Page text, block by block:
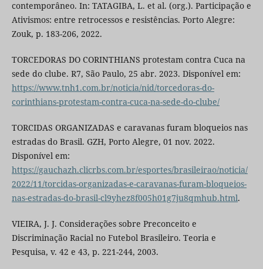
contemporâneo. In: TATAGIBA, L. et al. (org.). Participação e
Ativismos: entre retrocessos e resistências. Porto Alegre:
Zouk, p. 183-206, 2022.
TORCEDORAS DO CORINTHIANS protestam contra Cuca na
sede do clube. R7, São Paulo, 25 abr. 2023. Disponível em:
https://www.tnh1.com.br/noticia/nid/torcedoras-do-
corinthians-protestam-contra-cuca-na-sede-do-clube/
TORCIDAS ORGANIZADAS e caravanas furam bloqueios nas
estradas do Brasil. GZH, Porto Alegre, 01 nov. 2022.
Disponível em:
https://gauchazh.clicrbs.com.br/esportes/brasileirao/noticia/
2022/11/torcidas-organizadas-e-caravanas-furam-bloqueios-
nas-estradas-do-brasil-cl9yhez8f005h01g7ju8qmhub.html.
VIEIRA, J. J. Considerações sobre Preconceito e
Discriminação Racial no Futebol Brasileiro. Teoria e
Pesquisa, v. 42 e 43, p. 221-244, 2003.